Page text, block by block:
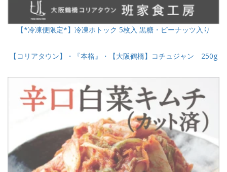
【*冷凍便限定*】冷凍ホトック 5枚入 黒糖・ピーナッツ入り
【コリアタウン】・『本格』・【大阪鶴橋】コチュジャン 250g